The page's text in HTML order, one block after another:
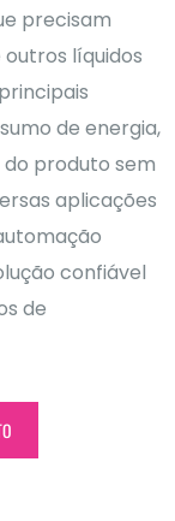
precisam
líquidos
de energia,
produto sem
aplicações
confiável
de